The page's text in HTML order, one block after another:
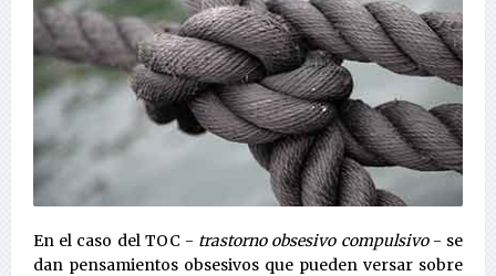
En el caso del TOC - trastorno obsesivo compulsivo- se
dan pensamientos obsesivos que pueden versar sobre